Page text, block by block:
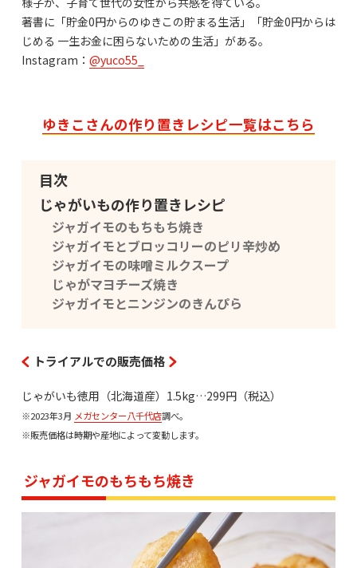
著書に「貯金0円からのゆきこの貯まる生活」「貯金0円からは
じめる 一生お金に困らないための生活」がある。
Instagram： @yuco55_
ゆきこさんの作り置きレシピ一覧はこちら
目次
じゃがいもの作り置きレシピ
ジャガイモのもちもち焼き
ジャガイモとブロッコリーのピリ辛炒め
ジャガイモの味噌ミルクスープ
じゃがマヨチーズ焼き
ジャガイモとニンジンのきんぴら
トライアルでの販売価格
じゃがいも徳用（北海道産）1.5kg…299円（税込）
※2023年3月 メガセンター八千代店調べ。
※販売価格は時期や産地によって変動します。
ジャガイモのもちもち焼き